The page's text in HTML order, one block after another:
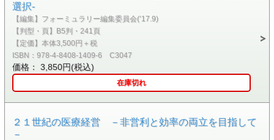
選択-
【編集】フォーミュラリー編集委員会(’17.9)
【判型・頁】B5判・241頁
【定価】本体3,500円＋税
ISBN：978-4-8408-1409-6 C3047
価格： 3,850円(税込)
在庫切れ
２１世紀の医療経営 －非営利と効率の両立を目指して
－